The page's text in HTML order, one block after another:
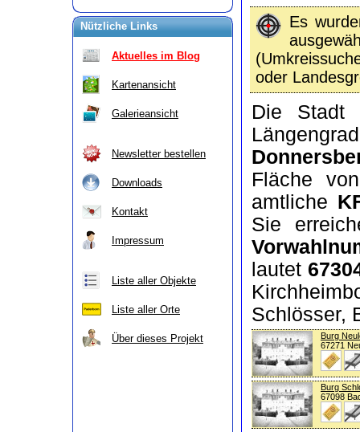
Nützliche Links
Aktuelles im Blog
Kartenansicht
Galerieansicht
Newsletter bestellen
Downloads
Kontakt
Impressum
Liste aller Objekte
Liste aller Orte
Über dieses Projekt
Es
oder
Die Stadt
Fläche
amtliche
Sie
lautet
Schlösser,
Burg
67271
Burg
67098